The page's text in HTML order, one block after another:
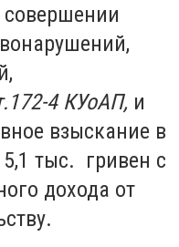
4 КУоАП, и
взыскание в
тыс. гривен с
дохода от